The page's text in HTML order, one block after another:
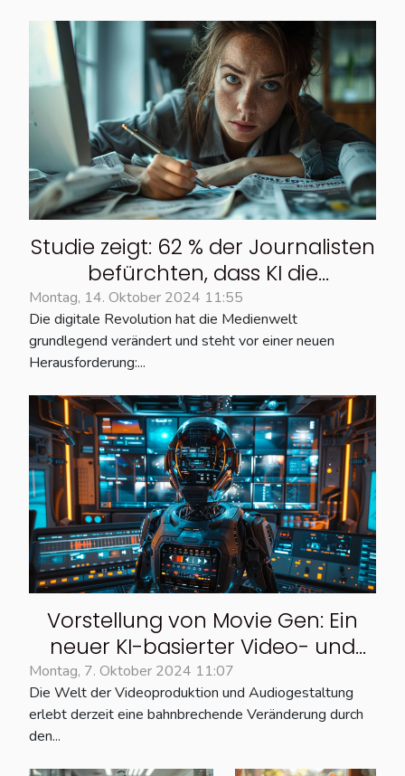
Studie zeigt: 62 % der Journalisten
befürchten, dass KI die
journalistische Ethik
beeinträchtigen könnte.
Montag, 14. Oktober 2024 11:55
Die digitale Revolution hat die Medienwelt
grundlegend verändert und steht vor einer neuen
Herausforderung:...
Vorstellung von Movie Gen: Ein
neuer KI-basierter Video- und
Audiogenerator
Montag, 7. Oktober 2024 11:07
Die Welt der Videoproduktion und Audiogestaltung
erlebt derzeit eine bahnbrechende Veränderung durch
den...